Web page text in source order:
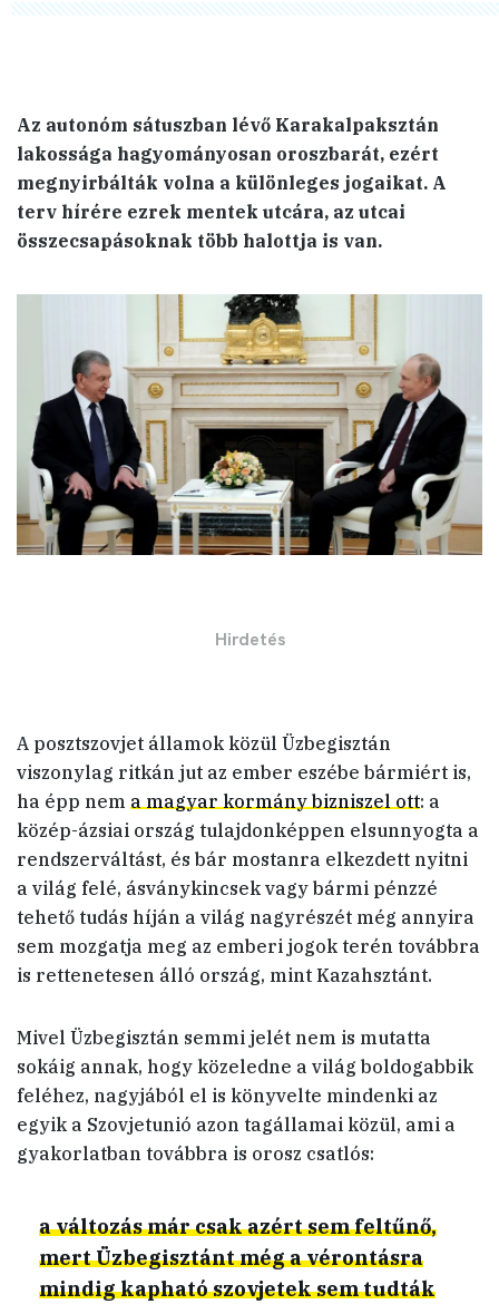
Az autonóm sátuszban lévő Karakalpaksztán
lakossága hagyományosan oroszbarát, ezért
megnyirbálták volna a különleges jogaikat. A
terv hírére ezrek mentek utcára, az utcai
összecsapásoknak több halottja is van.
A posztszovjet államok közül Üzbegisztán
viszonylag ritkán jut az ember eszébe bármiért is,
ha épp nem a magyar kormány bizniszel ott: a
közép-ázsiai ország tulajdonképpen elsunnyogta a
rendszerváltást, és bár mostanra elkezdett nyitni
a világ felé, ásványkincsek vagy bármi pénzzé
tehető tudás híján a világ nagyrészét még annyira
sem mozgatja meg az emberi jogok terén továbbra
is rettenetesen álló ország, mint Kazahsztánt.
Mivel Üzbegisztán semmi jelét nem is mutatta
sokáig annak, hogy közeledne a világ boldogabbik
feléhez, nagyjából el is könyvelte mindenki az
egyik a Szovjetunió azon tagállamai közül, ami a
gyakorlatban továbbra is orosz csatlós:
a változás már csak azért sem feltűnő,
mert Üzbegisztánt még a vérontásra
mindig kapható szovjetek sem tudták